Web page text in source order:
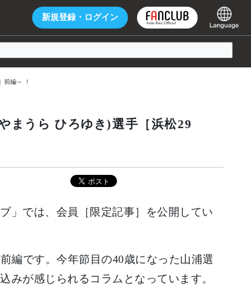
新規登録・ ログイン
前編～ ！
まうら ひろゆき)選手［浜松29
」では、会員［限定記事］を公開してい
編です。今年節目の40歳になった山浦選
みが感じられるコラムとなっています。